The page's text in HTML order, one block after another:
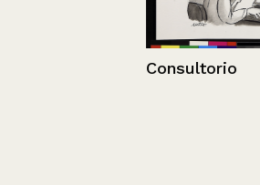
Consultorio